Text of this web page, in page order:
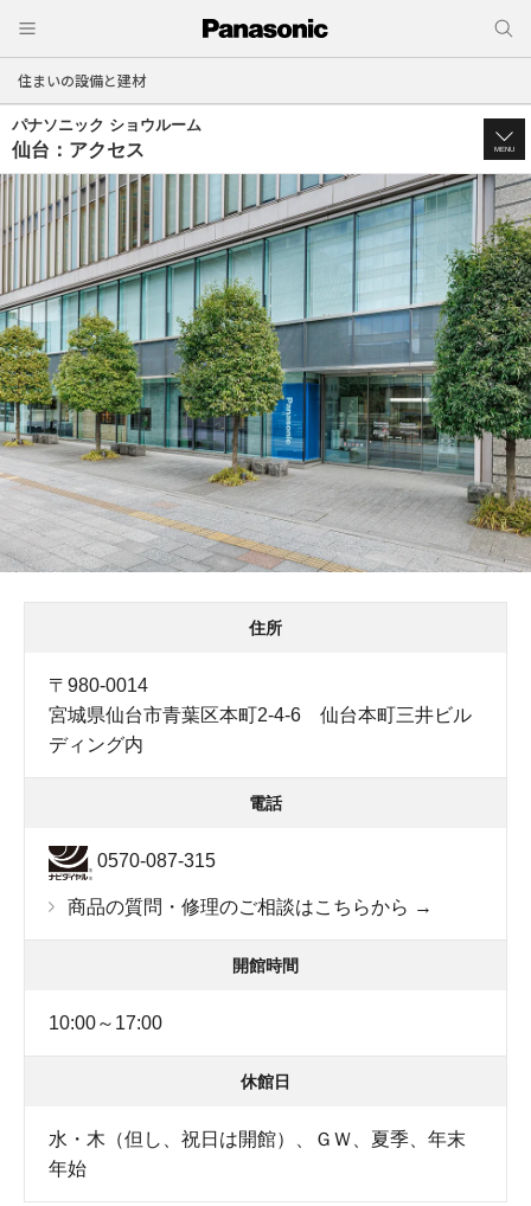
住まいの設備と建材
パナソニック ショウルーム
仙台：アクセス MENU
住所
〒980-0014
宮城県仙台市青葉区本町2-4-6 仙台本町三井ビル
ディング内
電話
0570-087-315
商品の質問・修理のご相談はこちらから →
開館時間
10:00～17:00
休館日
水・木（但し、祝日は開館）、ＧＷ、夏季、年末
年始